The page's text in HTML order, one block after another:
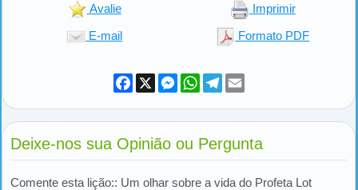
Avalie Imprimir
E-mail Formato PDF
Facebook
X Messenger
WhatsApp
Telegram
Deixe-nos sua Opinião ou Pergunta
Comente esta lição:: Um olhar sobre a vida do Profeta Lot